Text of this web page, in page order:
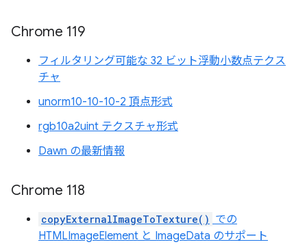
Chrome 119
フィルタリング可能な 32 ビット浮動小数点テクス
チャ
unorm10-10-10-2 頂点形式
rgb10a2uint テクスチャ形式
Dawn の最新情報
Chrome 118
copyExternalImageToTexture() での
HTMLImageElement と ImageData のサポート